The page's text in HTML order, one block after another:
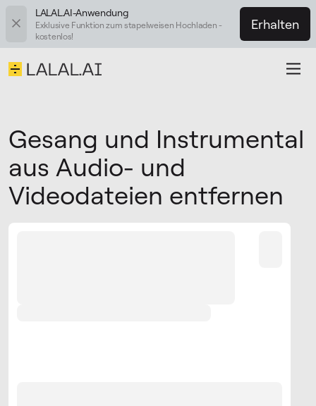
LALAL.AI-Anwendung
Exklusive Funktion zum stapelweisen Hochladen -
kostenlos!
Erhalten
Gesang und Instrumental
aus Audio- und
Videodateien entfernen